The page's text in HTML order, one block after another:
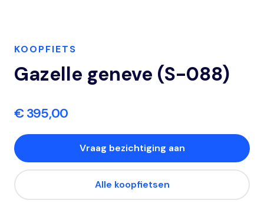
KOOPFIETS
Gazelle geneve (S-088)
€ 395,00
Vraag bezichtiging aan
Alle koopfietsen